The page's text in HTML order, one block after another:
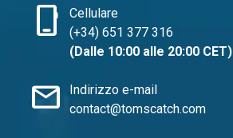
phone_iphone
Cellulare
(+34) 651 377 316
(Dalle 10:00 alle 20:00 CET)
mail
Indirizzo e-mail
contact@tomscatch.com